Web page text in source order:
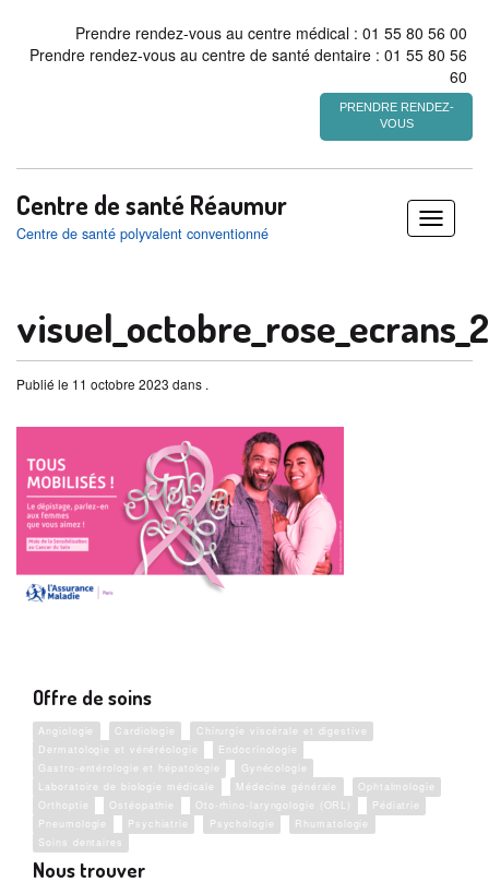
Prendre rendez-vous au centre médical : 01 55 80 56 00
Prendre rendez-vous au centre de santé dentaire : 01 55 80 56
60
PRENDRE RENDEZ-
VOUS
Centre de santé Réaumur
Centre de santé polyvalent conventionné
Déplier
/
Publié le 11 octobre 2023 dans .
Offre de soins
Angiologie Cardiologie
Chirurgie viscérale et digestive
Dermatologie et vénéréologie
Endocrinologie
Gastro-entérologie et hépatologie
Gynécologie
Laboratoire de biologie médicale
Médecine générale
Ophtalmologie
Orthoptie
Ostéopathie Oto-rhino-laryngologie (ORL)
Pédiatrie
Pneumologie
Psychiatrie Psychologie
Rhumatologie
Soins dentaires
Nous trouver